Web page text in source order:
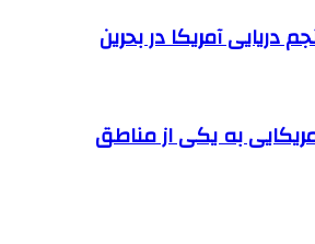
دریایی آمریکا در بحرین
به یکی از مناطق